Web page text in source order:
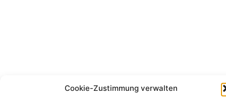
Cookie-Zustimmung verwalten